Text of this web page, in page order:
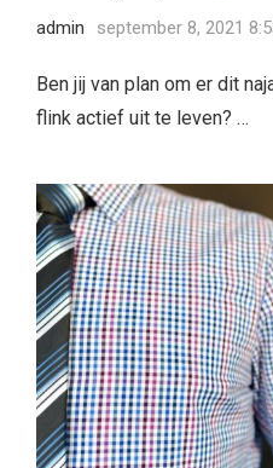
admin september 8, 2021
Ben jij van plan om er dit
flink actief uit te leven? …